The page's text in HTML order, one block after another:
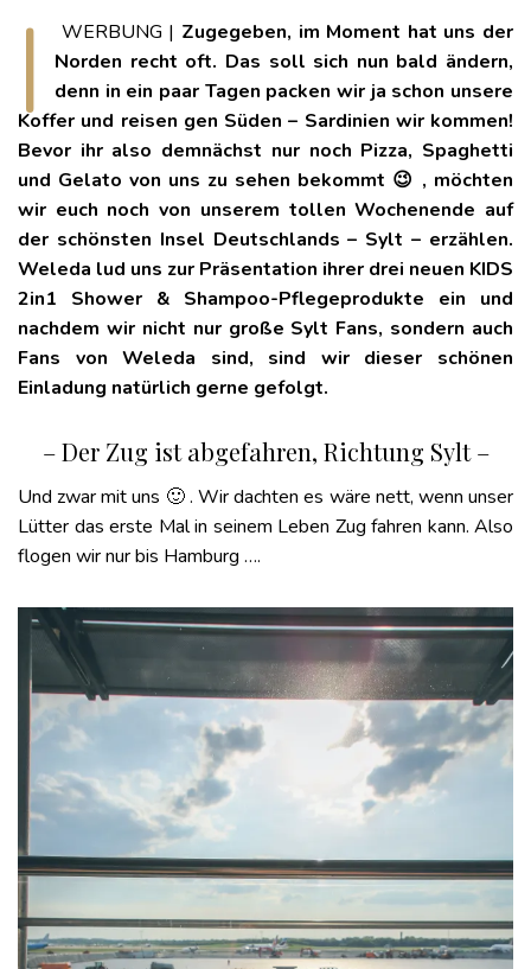
| WERBUNG | Zugegeben, im Moment hat uns der
Norden recht oft. Das soll sich nun bald ändern,
denn in ein paar Tagen packen wir ja schon unsere
Koffer und reisen gen Süden – Sardinien wir kommen!
Bevor ihr also demnächst nur noch Pizza, Spaghetti
und Gelato von uns zu sehen bekommt 😉 , möchten
wir euch noch von unserem tollen Wochenende auf
der schönsten Insel Deutschlands – Sylt – erzählen.
Weleda lud uns zur Präsentation ihrer drei neuen KIDS
2in1 Shower & Shampoo-Pflegeprodukte ein und
nachdem wir nicht nur große Sylt Fans, sondern auch
Fans von Weleda sind, sind wir dieser schönen
Einladung natürlich gerne gefolgt.
– Der Zug ist abgefahren, Richtung Sylt –
Und zwar mit uns 🙂 . Wir dachten es wäre nett, wenn unser
Lütter das erste Mal in seinem Leben Zug fahren kann. Also
flogen wir nur bis Hamburg ….